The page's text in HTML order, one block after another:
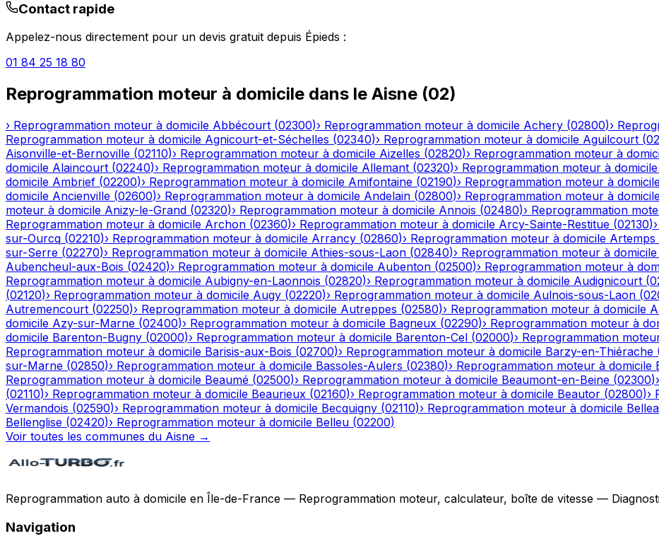
Contact rapide
Appelez-nous directement pour un devis gratuit depuis Épieds :
01 84 25 18 80
Reprogrammation moteur à domicile dans le Aisne (02)
› Reprogrammation moteur à domicile Abbécourt (02300)› Reprogrammation moteur à domicile Achery (02800)›
Reprogrammation moteur à domicile Agnicourt-et-Séchelles (02340)› Reprogrammation moteur à domicile Aguilcourt (
Aisonville-et-Bernoville (02110)› Reprogrammation moteur à domicile Aizelles (02820)› Reprogrammation moteur à
domicile Alaincourt (02240)› Reprogrammation moteur à domicile Allemant (02320)› Reprogrammation moteur à domicile
domicile Ambrief (02200)› Reprogrammation moteur à domicile Amifontaine (02190)› Reprogrammation moteur à
domicile Ancienville (02600)› Reprogrammation moteur à domicile Andelain (02800)› Reprogrammation moteur à
moteur à domicile Anizy-le-Grand (02320)› Reprogrammation moteur à domicile Annois (02480)› Reprogrammation
Reprogrammation moteur à domicile Archon (02360)› Reprogrammation moteur à domicile Arcy-Sainte-Restitue (02130)›
sur-Ourcq (02210)› Reprogrammation moteur à domicile Arrancy (02860)› Reprogrammation moteur à domicile Artemps
sur-Serre (02270)› Reprogrammation moteur à domicile Athies-sous-Laon (02840)› Reprogrammation moteur à domicile
Aubencheul-aux-Bois (02420)› Reprogrammation moteur à domicile Aubenton (02500)› Reprogrammation moteur à
Reprogrammation moteur à domicile Aubigny-en-Laonnois (02820)› Reprogrammation moteur à domicile Audignicourt (
(02120)› Reprogrammation moteur à domicile Augy (02220)› Reprogrammation moteur à domicile Aulnois-sous-Laon (
Autremencourt (02250)› Reprogrammation moteur à domicile Autreppes (02580)› Reprogrammation moteur à domicile
domicile Azy-sur-Marne (02400)› Reprogrammation moteur à domicile Bagneux (02290)› Reprogrammation moteur à
domicile Barenton-Bugny (02000)› Reprogrammation moteur à domicile Barenton-Cel (02000)› Reprogrammation
Reprogrammation moteur à domicile Barisis-aux-Bois (02700)› Reprogrammation moteur à domicile Barzy-en-Thiérache
sur-Marne (02850)› Reprogrammation moteur à domicile Bassoles-Aulers (02380)› Reprogrammation moteur à domicile
Reprogrammation moteur à domicile Beaumé (02500)› Reprogrammation moteur à domicile Beaumont-en-Beine (02300)›
(02110)› Reprogrammation moteur à domicile Beaurieux (02160)› Reprogrammation moteur à domicile Beautor (02800)›
Vermandois (02590)› Reprogrammation moteur à domicile Becquigny (02110)› Reprogrammation moteur à domicile
Bellenglise (02420)› Reprogrammation moteur à domicile Belleu (02200)
Voir toutes les communes du Aisne →
Reprogrammation auto à domicile en Île-de-France — Reprogrammation moteur, calculateur, boîte de vitesse —
Navigation